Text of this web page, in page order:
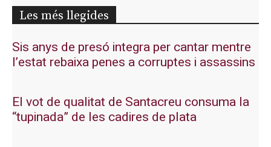
Les més llegides
Sis anys de presó integra per cantar mentre
l’estat rebaixa penes a corruptes i assassins
El vot de qualitat de Santacreu consuma la
“tupinada” de les cadires de plata